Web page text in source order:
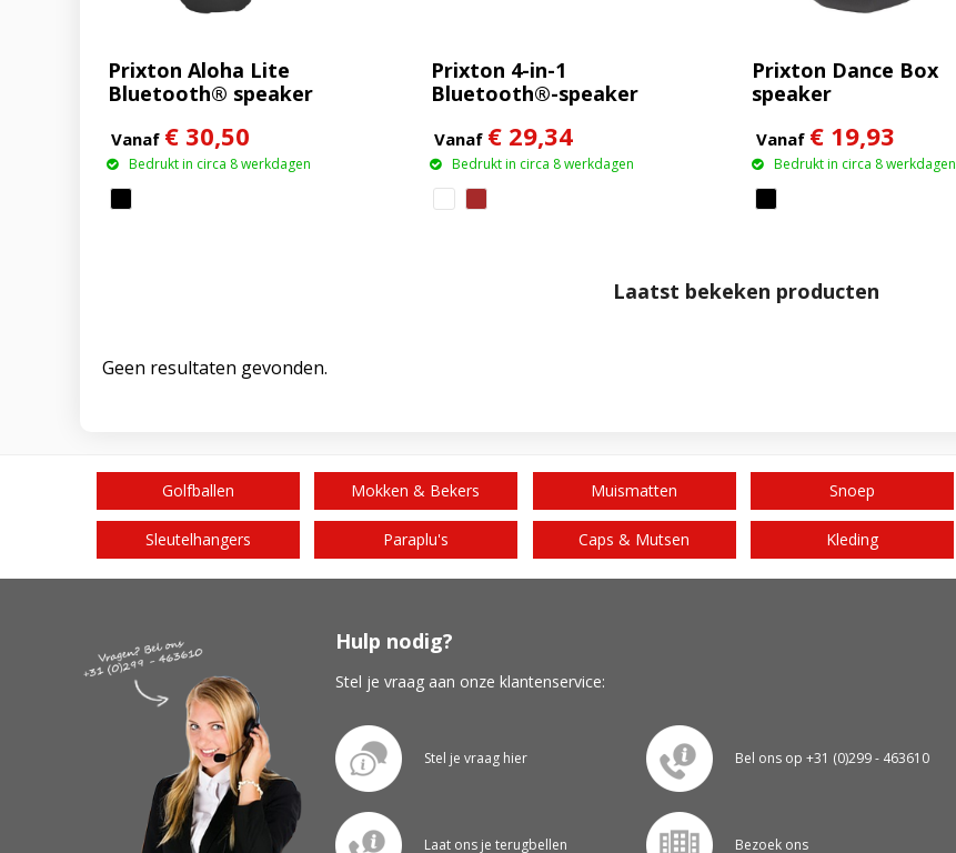
Prixton Aloha Lite
Bluetooth® speaker
Vanaf € 30,50
Bedrukt in circa 8 werkdagen
Prixton 4-in-1
Bluetooth®-speaker
ledverlichting en
draadloos
oplaadstation
Vanaf € 29,34
Bedrukt in circa 8 werkdagen
Prixton Dance Box
speaker
Vanaf € 19,93
Bedrukt in circa 8 werkdagen
Laatst bekeken producten
Geen resultaten gevonden.
Golfballen Mokken & Bekers Muismatten Snoep
Sleutelhangers Paraplu's Caps & Mutsen Kleding
Hulp nodig?
Stel je vraag aan onze klantenservice:
Stel je vraag hier Bel ons op +31 (0)299 - 463610
Laat ons je terugbellen Bezoek ons